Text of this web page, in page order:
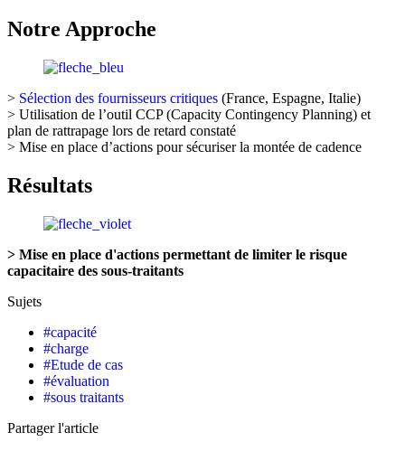
Notre Approche
> Sélection des fournisseurs critiques (France, Espagne, Italie)
> Utilisation de l’outil CCP (Capacity Contingency Planning) et
plan de rattrapage lors de retard constaté
> Mise en place d’actions pour sécuriser la montée de cadence
Résultats
> Mise en place d'actions permettant de limiter le risque
capacitaire des sous-traitants
Sujets
#capacité
#charge
#Etude de cas
#évaluation
#sous traitants
Partager l'article